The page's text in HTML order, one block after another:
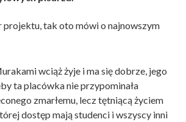
projektu, tak oto mówi o najnowszym
wciąż żyje i ma się dobrze, jego
ta placówka nie przypominała
zmarłemu, lecz tętniącą życiem
dostęp mają studenci i wszyscy inni